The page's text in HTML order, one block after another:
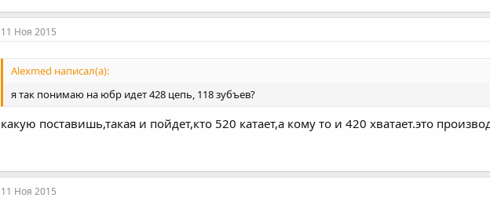
11 Ноя 2015
Alexmed написал(а):
я так понимаю на юбр идет 428 цепь, 118 зубъев?
какую поставишь,такая и пойдет,кто 520 катает,а кому то и 420 хватает.это
11 Ноя 2015